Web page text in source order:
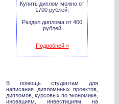
Купить диплом можно от
1700 рублей.
Раздел диплома от 400
рублей
Подробней »
В помощь студентам для
написания дипломнных проектов,
дипломов, курсовых по экономике,
иновациям, инвестициям на